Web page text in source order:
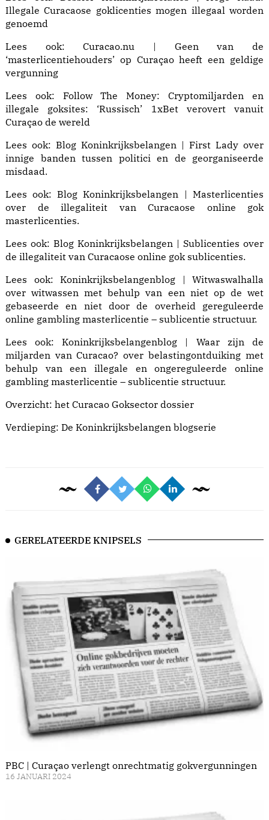
Illegale Curacaose goklicenties mogen illegaal worden
genoemd
Lees ook: Curacao.nu | Geen van de
‘masterlicentiehouders’ op Curaçao heeft een geldige
vergunning
Lees ook: Follow The Money: Cryptomiljarden en
illegale goksites: ‘Russisch’ 1xBet verovert vanuit
Curaçao de wereld
Lees ook: Blog Koninkrijksbelangen | First Lady over
innige banden tussen politici en de georganiseerde
misdaad.
Lees ook: Blog Koninkrijksbelangen | Masterlicenties
over de illegaliteit van Curacaose online gok
masterlicenties.
Lees ook: Blog Koninkrijksbelangen | Sublicenties over
de illegaliteit van Curacaose online gok sublicenties.
Lees ook: Koninkrijksbelangenblog | Witwaswalhalla
over witwassen met behulp van een niet op de wet
gebaseerde en niet door de overheid gereguleerde
online gambling masterlicentie – sublicentie structuur.
Lees ook: Koninkrijksbelangenblog | Waar zijn de
miljarden van Curacao? over belastingontduiking met
behulp van een illegale en ongereguleerde online
gambling masterlicentie – sublicentie structuur.
Overzicht: het Curacao Goksector dossier
Verdieping: De Koninkrijksbelangen blogserie
GERELATEERDE KNIPSELS
PBC | Curaçao verlengt onrechtmatig gokvergunningen
16 JANUARI 2024